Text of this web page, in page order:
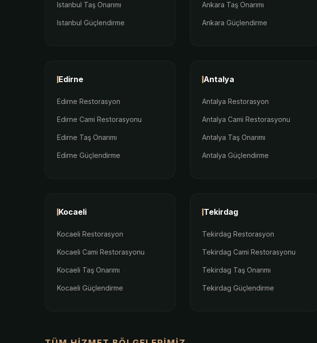
Istanbul Taş Onarımı
Istanbul Güçlendirme
Ankara Taş Onarımı
Ankara Güçlendirme
Edirne
Edirne Restorasyon
Edirne Cami Restorasyonu
Edirne Taş Onarımı
Edirne Güçlendirme
Antalya
Antalya Restorasyon
Antalya Cami Restorasyonu
Antalya Taş Onarımı
Antalya Güçlendirme
Kocaeli
Kocaeli Restorasyon
Kocaeli Cami Restorasyonu
Kocaeli Taş Onarımı
Kocaeli Güçlendirme
Tekirdag
Tekirdag Restorasyon
Tekirdag Cami Restorasyonu
Tekirdag Taş Onarımı
Tekirdag Güçlendirme